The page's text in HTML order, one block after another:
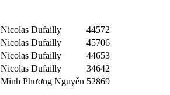
Nicolas Dufailly
44572
Nicolas Dufailly
45706
Nicolas Dufailly
44653
Nicolas Dufailly
34642
Minh Phương Nguyễn 52869